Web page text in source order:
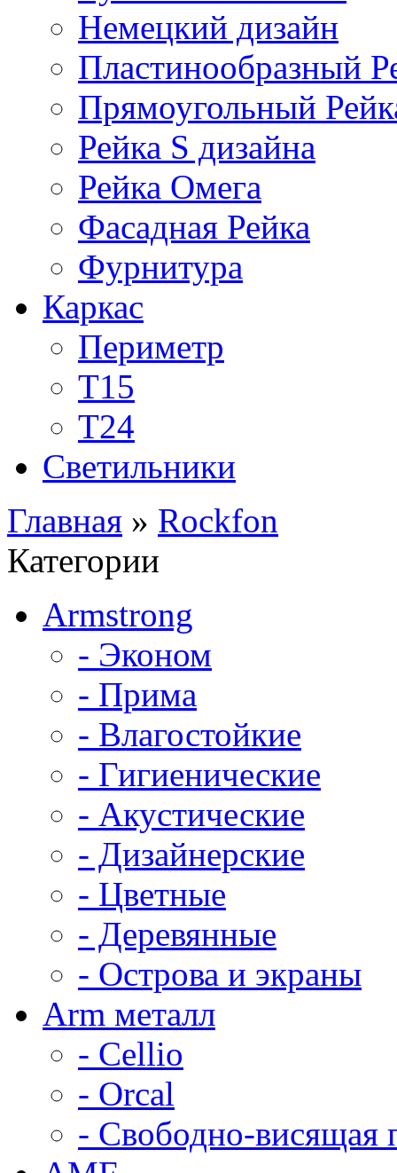
Немецкий дизайн
Пластинообразный
Прямоугольный
Рейка S дизайна
Рейка Омега
Фасадная Рейка
Фурнитура
Каркас
Периметр
Т15
Т24
Светильники
Главная » Rockfon
Категории
Armstrong
- Эконом
- Прима
- Влагостойкие
- Гигиенические
- Акустические
- Дизайнерские
- Цветные
- Деревянные
- Острова и экраны
Arm металл
- Cellio
- Orcal
- Свободно-висящая